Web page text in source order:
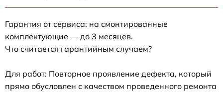
Гарантия от сервиса: на смонтированные
комплектующие — до 3 месяцев.
Что считается гарантийным случаем?
Для работ: Повторное проявление дефекта, который
прямо обусловлен с качеством проведенного ремонта